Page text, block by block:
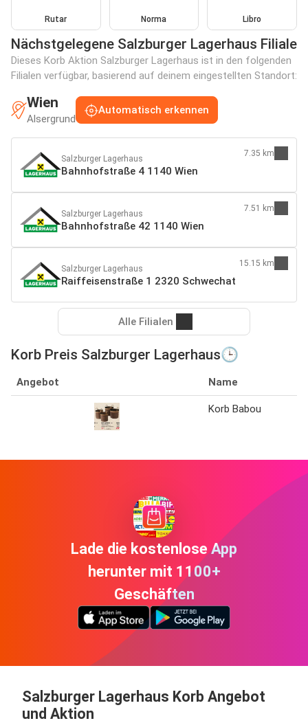
Rutar Norma Libro
Nächstgelegene Salzburger Lagerhaus Filiale
Dieses Korb Aktion Salzburger Lagerhaus ist in den folgenden
Filialen verfügbar, basierend auf deinem eingestellten Standort:
Wien
Alsergrund
Automatisch erkennen
Salzburger Lagerhaus
Bahnhofstraße 4 1140 Wien
7.35 km
Salzburger Lagerhaus
Bahnhofstraße 42 1140 Wien
7.51 km
Salzburger Lagerhaus
Raiffeisenstraße 1 2320 Schwechat
15.15 km
Alle Filialen
Korb Preis Salzburger Lagerhaus🕒
Angebot Name
Korb Babou
Lade die kostenlose App
herunter mit 1100+
Geschäften
Salzburger Lagerhaus Korb Angebot
und Aktion